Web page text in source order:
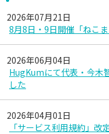
2026年07月21日
8月8日・9日開催「ねこ
2026年06月04日
HugKumにて代表・今木
した
2026年04月01日
「サービス利用規約」改